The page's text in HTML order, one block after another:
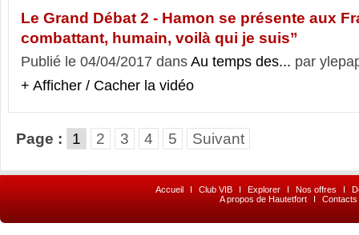
Le Grand Débat 2 - Hamon se présente aux
combattant, humain, voilà qui je suis”
Publié le 04/04/2017 dans Au temps des... par
+ Afficher / Cacher la vidéo
Page : 1 2 3 4 5 Suivant
Accueil I Club VIB I Explorer I Nos offres I
A propos de Hautetfort
I Contacts